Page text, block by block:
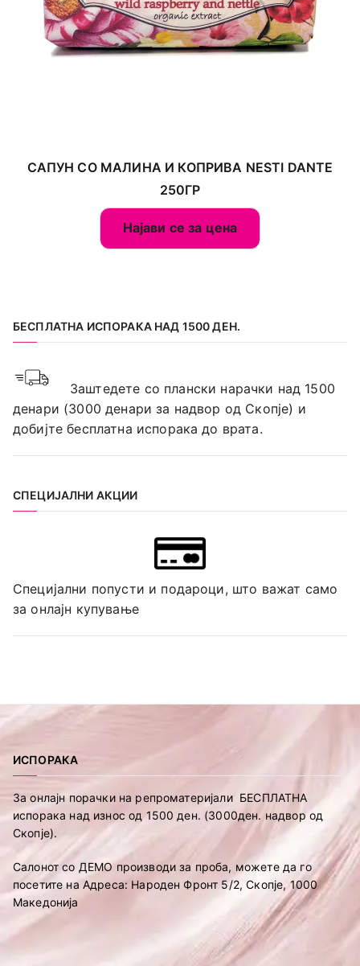
САПУН СО МАЛИНА И КОПРИВА NESTI DANTE
250ГР
Најави се за цена
БЕСПЛАТНА ИСПОРАКА НАД 1500 ДЕН.
Заштедете со плански нарачки над 1500
денари (3000 денари за надвор од Скопје) и
добијте бесплатна испорака до врата.
СПЕЦИЈАЛНИ АКЦИИ
Специјални попусти и подароци, што важат само
за онлајн купување
ИСПОРАКА
За онлајн порачки на репроматеријали БЕСПЛАТНА
испорака над износ од 1500 ден. (3000ден. надвор од
Скопје).
Салонот со ДЕМО производи за проба, можете да го
посетите на Адреса: Народен Фронт 5/2, Скопје, 1000
Македонија